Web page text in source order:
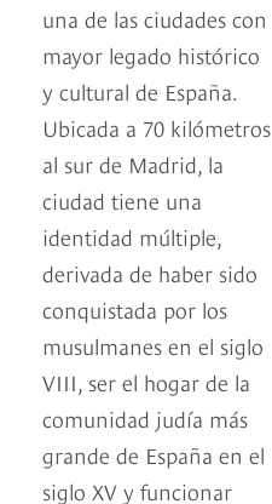
una de las ciudades con
mayor legado histórico
y cultural de España.
Ubicada a 70 kilómetros
al sur de Madrid, la
ciudad tiene una
identidad múltiple,
derivada de haber sido
conquistada por los
musulmanes en el siglo
VIII, ser el hogar de la
comunidad judía más
grande de España en el
siglo XV y funcionar